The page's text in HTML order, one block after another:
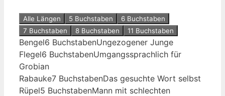
Alle Längen 5 Buchstaben
6 Buchstaben
7 Buchstaben
8 Buchstaben 11 Buchstaben
Bengel6 BuchstabenUngezogener Junge
Flegel6 BuchstabenUmgangssprachlich für
Grobian
Rabauke7 BuchstabenDas gesuchte Wort selbst
Rüpel5 BuchstabenMann mit schlechten